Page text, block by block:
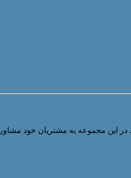
این مجموعه به مشتریان خود